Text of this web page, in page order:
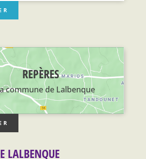
REPÈRES
commune de Lalbenque
LALBENQUE